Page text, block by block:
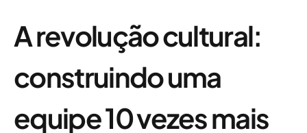
A revolução cultural:
construindo uma
equipe 10 vezes mais